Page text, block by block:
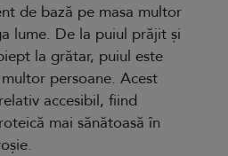
de bază pe masa multor
lume. De la puiul prăjit și
la grătar, puiul este
persoane. Acest
accesibil, fiind
mai sănătoasă în